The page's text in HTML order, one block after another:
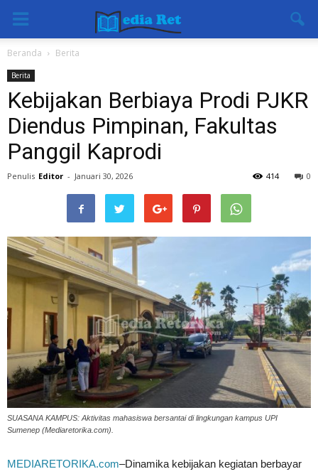
Beranda Berita
Berita
Kebijakan Berbiaya Prodi PJKR
Diendus Pimpinan, Fakultas
Panggil Kaprodi
Penulis Editor - Januari 30, 2026 0
414
SUASANA KAMPUS: Aktivitas mahasiswa bersantai di lingkungan kampus UPI
Sumenep (Mediaretorika.com).
MEDIARETORIKA.com–Dinamika kebijakan kegiatan berbayar